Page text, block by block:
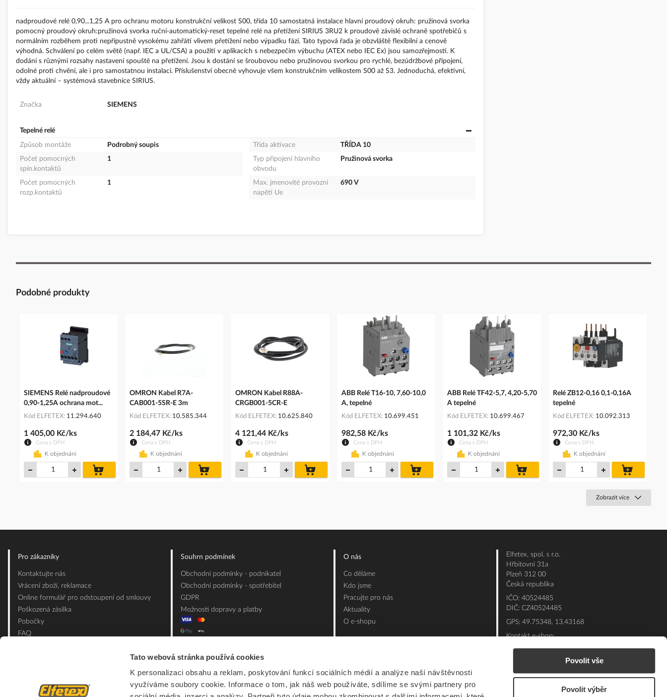
Tato webová stránka používá cookies
K personalizaci obsahu a reklam, poskytování funkcí sociálních médií a analýze naší návštěvnosti
využíváme soubory cookie. Informace o tom, jak náš web používáte, sdílíme se svými partnery pro
Povolit vše
Povolit výběr
nadproudové relé 0,90...1,25 A pro ochranu motoru konstrukční velikost S00, třída 10 samostatná instalace hlavní proudový okruh: pružinová svorka
pomocný proudový okruh:pružinová svorka ruční-automatický-reset tepelné relé na přetížení SIRIUS 3RU2 k proudově závislé ochraně spotřebičů s
normálním rozběhem proti nepřípustně vysokému zahřátí vlivem přetížení nebo výpadku fází. Tato typová řada je obzvláště flexibilní a cenově
výhodná. Schválení po celém světě (např. IEC a UL/CSA) a použití v aplikacích s nebezpečím výbuchu (ATEX nebo IEC Ex) jsou samozřejmostí. K
dodání s různými rozsahy nastavení spouště na přetížení. Jsou k dostání se šroubovou nebo pružinovou svorkou pro rychlé, bezúdržbové připojení,
odolné proti chvění, ale i pro samostatnou instalaci. Příslušenství obecně vyhovuje všem konstrukčním velikostem S00 až S3. Jednoduchá, efektivní,
vždy aktuální – systémová stavebnice SIRIUS.
Značka SIEMENS
Tepelné relé
Způsob montáže
Podrobný soupis
Počet pomocných
spín.kontaktů
1
Počet pomocných
rozp.kontaktů
1
Třída aktivace
TŘÍDA 10
Typ připojení hlavního
obvodu
Pružinová svorka
Max. jmenovité provozní
napětí Ue
690 V
Podobné produkty
SIEMENS Relé nadproudové
0,90-1,25A ochrana mot...
Kód ELFETEX 11.294.640
Cena s DPH
1 405,00 Kč/ks
K objednání
košíku
OMRON Kabel R7A-
CAB001-5SR-E 3m
Kód ELFETEX 10.585.344
Cena s DPH
2 184,47 Kč/ks
K objednání
košíku
OMRON Kabel R88A-
CRGB001-5CR-E
Kód ELFETEX 10.625.840
Cena s DPH
4 121,44 Kč/ks
K objednání
košíku
ABB Relé T16-10, 7,60-10,0
A, tepelné
Kód ELFETEX 10.699.451
Cena s DPH
982,58 Kč/ks
K objednání
košíku
ABB Relé TF42-5,7, 4,20-5,70
A tepelné
Kód ELFETEX 10.699.467
Cena s DPH
1 101,32 Kč/ks
K objednání
košíku
Relé ZB12-0,16 0,1-0,16A
tepelné
Kód ELFETEX 10.092.313
Cena s DPH
972,30 Kč/ks
K objednání
košíku
Zobrazit více
Pro zákazníky
Kontaktujte nás
Vrácení zboží, reklamace
Online formulář pro odstoupení od smlouvy
Poškozená zásilka
Pobočky
FAQ
Souhrn podmínek
Obchodní podmínky - podnikatel
Obchodní podmínky - spotřebitel
GDPR
Možnosti dopravy a platby
O nás
Co děláme
Kdo jsme
Pracujte pro nás
Aktuality
O e-shopu
Elfetex, spol. s r.o.
Hřbitovní 31a
Plzeň 312 00
Česká republika
IČO: 40524485
DIČ: CZ40524485
GPS: 49.75348, 13.43168
Kontakt e-shop:
377 432 365
Technická podpora: 377 432 311
eshop@elfetex.cz